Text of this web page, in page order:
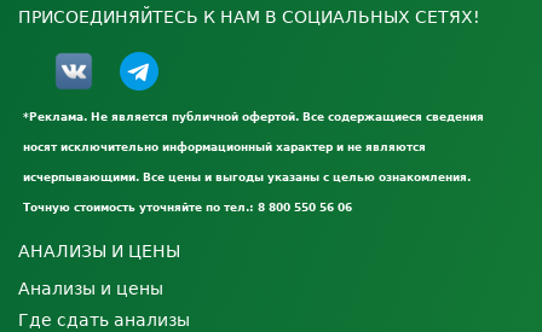
ПРИСОЕДИНЯЙТЕСЬ К НАМ В СОЦИАЛЬНЫХ СЕТЯХ!
*Реклама. Не является публичной офертой. Все содержащиеся сведения
носят исключительно информационный характер и не являются
исчерпывающими. Все цены и выгоды указаны с целью ознакомления.
Точную стоимость уточняйте по тел.: 8 800 550 56 06
АНАЛИЗЫ И ЦЕНЫ
Анализы и цены
Где сдать анализы